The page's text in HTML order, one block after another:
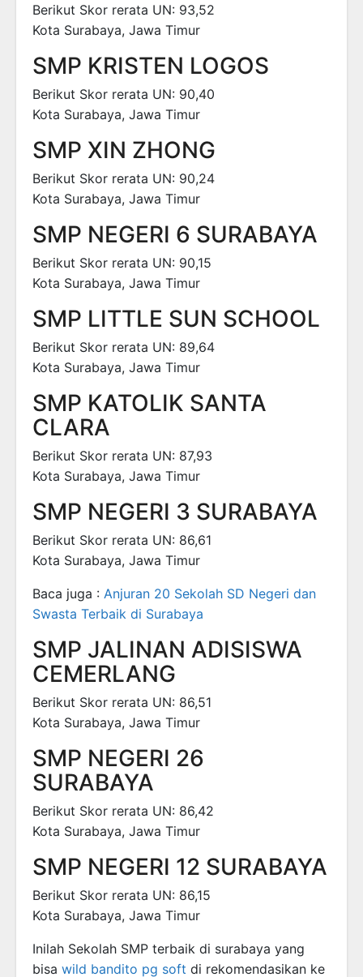
Berikut Skor rerata UN: 93,52
Kota Surabaya, Jawa Timur
SMP KRISTEN LOGOS
Berikut Skor rerata UN: 90,40
Kota Surabaya, Jawa Timur
SMP XIN ZHONG
Berikut Skor rerata UN: 90,24
Kota Surabaya, Jawa Timur
SMP NEGERI 6 SURABAYA
Berikut Skor rerata UN: 90,15
Kota Surabaya, Jawa Timur
SMP LITTLE SUN SCHOOL
Berikut Skor rerata UN: 89,64
Kota Surabaya, Jawa Timur
SMP KATOLIK SANTA
CLARA
Berikut Skor rerata UN: 87,93
Kota Surabaya, Jawa Timur
SMP NEGERI 3 SURABAYA
Berikut Skor rerata UN: 86,61
Kota Surabaya, Jawa Timur
Baca juga : Anjuran 20 Sekolah SD Negeri dan
Swasta Terbaik di Surabaya
SMP JALINAN ADISISWA
CEMERLANG
Berikut Skor rerata UN: 86,51
Kota Surabaya, Jawa Timur
SMP NEGERI 26
SURABAYA
Berikut Skor rerata UN: 86,42
Kota Surabaya, Jawa Timur
SMP NEGERI 12 SURABAYA
Berikut Skor rerata UN: 86,15
Kota Surabaya, Jawa Timur
Inilah Sekolah SMP terbaik di surabaya yang
bisa wild bandito pg soft di rekomendasikan ke